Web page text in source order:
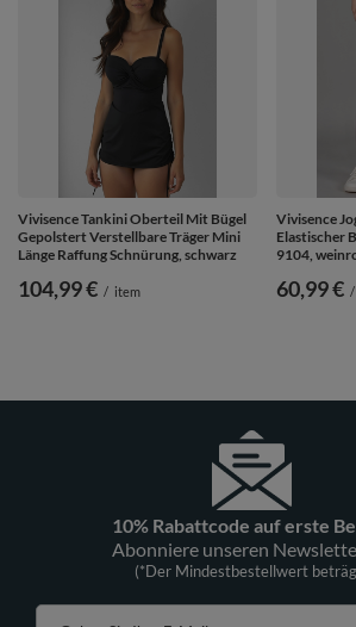
Vivisence Tankini Oberteil Mit Bügel
Gepolstert Verstellbare Träger Mini
Länge Raffung Schnürung, schwarz
104,99 € / item
Vivisence
Elastischer
9104,
60,99 € /
10% Rabattcode auf erste
Abonniere unseren
(*Der Mindestbestellwert